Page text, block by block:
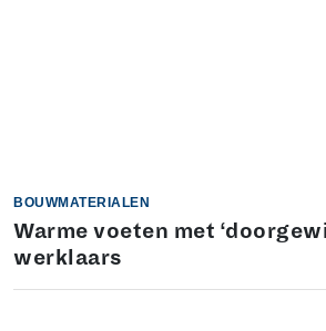
BOUWMATERIALEN
Warme voeten met
werklaars